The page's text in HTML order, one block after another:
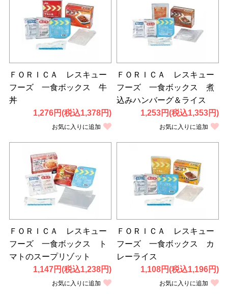
ＦＯＲＩＣＡ レスキュー
フーズ 一食ボックス 牛
丼
1,276円(税込1,378円)
お気に入りに追加
ＦＯＲＩＣＡ レスキュー
フーズ 一食ボックス 煮
込みハンバーグ＆ライス
1,253円(税込1,353円)
お気に入りに追加
ＦＯＲＩＣＡ レスキュー
フーズ 一食ボックス ト
マトのスープリゾット
1,147円(税込1,238円)
お気に入りに追加
ＦＯＲＩＣＡ レスキュー
フーズ 一食ボックス カ
レーライス
1,108円(税込1,196円)
お気に入りに追加